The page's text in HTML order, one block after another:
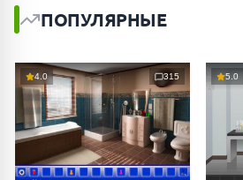
ПОПУЛЯРНЫЕ
4.0 315 5.0